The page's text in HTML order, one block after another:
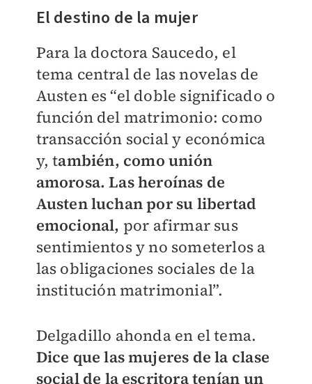
El destino de la mujer
Para la doctora Saucedo, el
tema central de las novelas de
Austen es “el doble significado o
función del matrimonio: como
transacción social y económica
y, también, como unión
amorosa. Las heroínas de
Austen luchan por su libertad
emocional, por afirmar sus
sentimientos y no someterlos a
las obligaciones sociales de la
institución matrimonial”.
Delgadillo ahonda en el tema.
Dice que las mujeres de la clase
social de la escritora tenían un